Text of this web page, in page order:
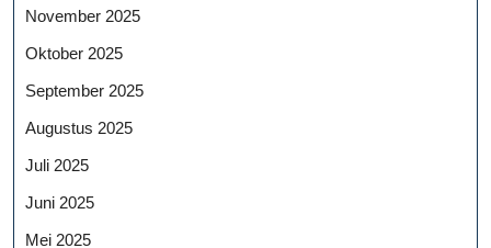
November 2025
Oktober 2025
September 2025
Augustus 2025
Juli 2025
Juni 2025
Mei 2025